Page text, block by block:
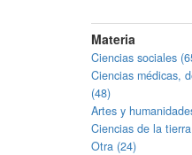
Materia
Ciencias sociales
Ciencias médicas,
(48)
Artes y
Ciencias de la
Otra (24)